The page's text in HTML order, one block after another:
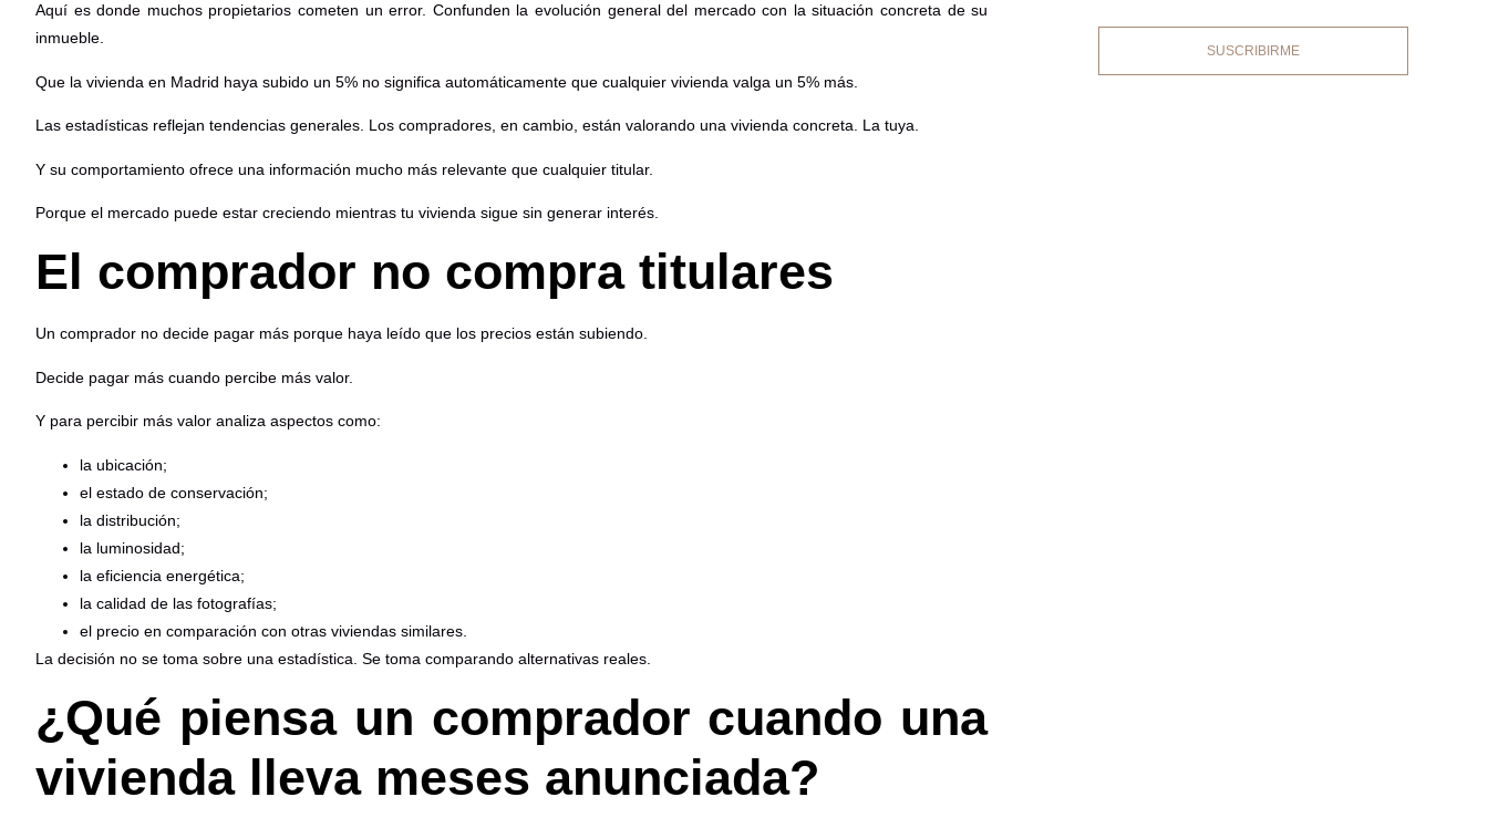
Aquí es donde muchos propietarios cometen un error. Confunden la evolución general del mercado con la situación concreta de su
inmueble.
Que la vivienda en Madrid haya subido un 5% no significa automáticamente que cualquier vivienda valga un 5% más.
Las estadísticas reflejan tendencias generales. Los compradores, en cambio, están valorando una vivienda concreta. La tuya.
Y su comportamiento ofrece una información mucho más relevante que cualquier titular.
Porque el mercado puede estar creciendo mientras tu vivienda sigue sin generar interés.
El comprador no compra titulares
Un comprador no decide pagar más porque haya leído que los precios están subiendo.
Decide pagar más cuando percibe más valor.
Y para percibir más valor analiza aspectos como:
la ubicación;
el estado de conservación;
la distribución;
la luminosidad;
la eficiencia energética;
la calidad de las fotografías;
el precio en comparación con otras viviendas similares.
La decisión no se toma sobre una estadística. Se toma comparando alternativas reales.
¿Qué piensa un comprador cuando una
vivienda lleva meses anunciada?
SUSCRIBIRME